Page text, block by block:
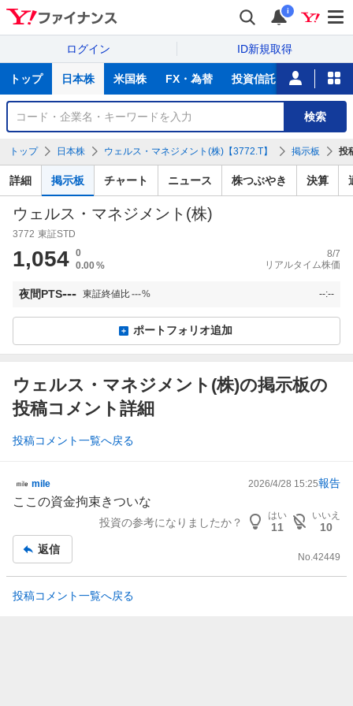
i
ログイン ID新規取得
サ
トップ 日本株 米国株 FX・為替 投資信託 ニュース
銘
検
索
検索
トップ 日本株 ウェルス・マネジメント(株)【3772.T】 掲示板 投
詳細 掲示板 チャート ニュース 株つぶやき 決算
ウェルス・マネジメント(株)
3772 東証STD
1,054 0
0.00%
8/7
リアルタイム株価
夜間PTS--- 東証終値比---% --:--
ポートフォリオ追加
ウェルス・マネジメント(株)の掲示板の
投稿コメント詳細
投稿コメント一覧へ戻る
掲
示
事
mile 2026/4/28 15:25報告
ここの資金拘束きついな
投資の参考になりましたか？
はい
11
いいえ
10
返信
No.42449
投稿コメント一覧へ戻る